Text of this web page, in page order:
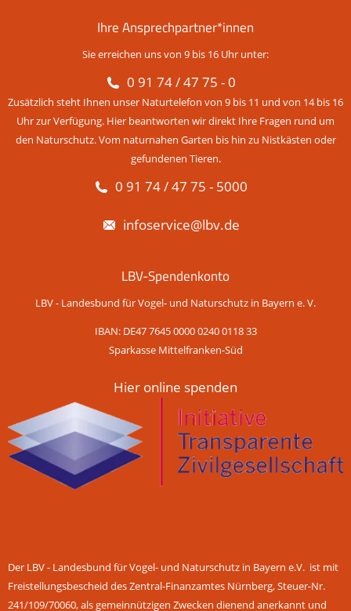
Ihre Ansprechpartner*innen
Sie erreichen uns von 9 bis 16 Uhr unter:
0 91 74 / 47 75 - 0
Zusätzlich steht Ihnen unser Naturtelefon von 9 bis 11 und von 14 bis 16
Uhr zur Verfügung. Hier beantworten wir direkt Ihre Fragen rund um
den Naturschutz. Vom naturnahen Garten bis hin zu Nistkästen oder
gefundenen Tieren.
0 91 74 / 47 75 - 5000
infoservice@lbv.de
LBV-Spendenkonto
LBV - Landesbund für Vogel- und Naturschutz in Bayern e. V.
IBAN: DE47 7645 0000 0240 0118 33
Sparkasse Mittelfranken-Süd
Hier online spenden
Der LBV - Landesbund für Vogel- und Naturschutz in Bayern e.V. ist mit
Freistellungsbescheid des Zentral-Finanzamtes Nürnberg, Steuer-Nr.
241/109/70060, als gemeinnützigen Zwecken dienend anerkannt und